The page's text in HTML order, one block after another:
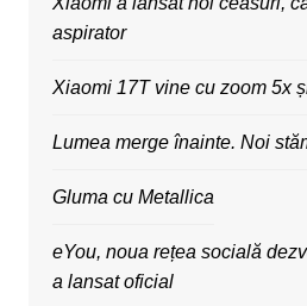
aspirator
Xiaomi 17T vine cu zoom 5x
Lumea merge înainte. Noi
Gluma cu Metallica
eYou, noua rețea socială
a lansat oficial